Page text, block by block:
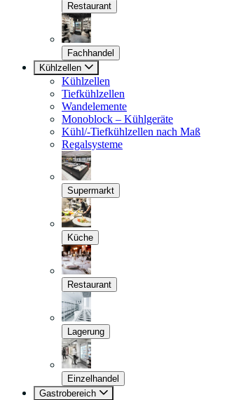
Restaurant
Fachhandel
Kühlzellen
Kühlzellen
Tiefkühlzellen
Wandelemente
Monoblock – Kühlgeräte
Kühl/-Tiefkühlzellen nach Maß
Regalsysteme
Supermarkt
Küche
Restaurant
Lagerung
Einzelhandel
Gastrobereich